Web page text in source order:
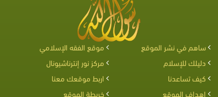
ساهم في نشر الموقع
موقع الفقه الإسلامي
دليلك للإسلام
مركز نور إنترناشيونال
كيف تساعدنا
اربط موقعك معنا
اهداف الموقع
خريطة الموقع